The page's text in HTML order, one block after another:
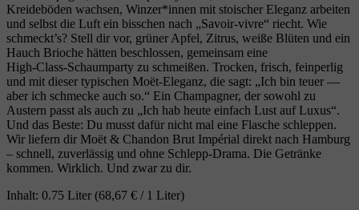
Kreideböden wachsen, Winzer*innen mit stoischer Eleganz arbeiten
und selbst die Luft ein bisschen nach „Savoir‑vivre“ riecht. Wie
schmeckt’s? Stell dir vor, grüner Apfel, Zitrus, weiße Blüten und ein
Hauch Brioche hätten beschlossen, gemeinsam eine
High‑Class‑Schaumparty zu schmeißen. Trocken, frisch, feinperlig
und mit dieser typischen Moët‑Eleganz, die sagt: „Ich bin teuer —
aber ich schmecke auch so.“ Ein Champagner, der sowohl zu
Austern passt als auch zu „Ich hab heute einfach Lust auf Luxus“.
Und das Beste: Du musst dafür nicht mal eine Flasche schleppen.
Wir liefern dir Moët & Chandon Brut Impérial direkt nach Hamburg
– schnell, zuverlässig und ohne Schlepp‑Drama. Die Getränke
kommen. Wirklich. Und zwar zu dir.
Inhalt: 0.75 Liter (68,67 € / 1 Liter)